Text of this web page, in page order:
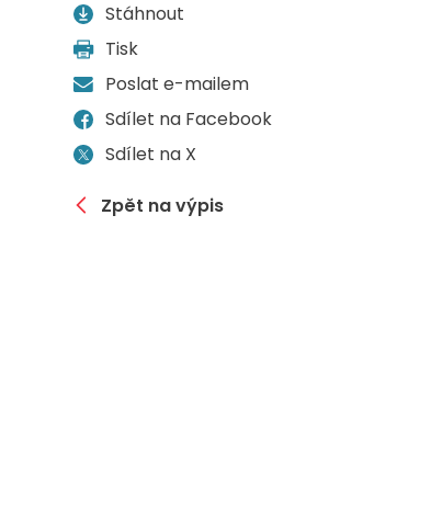
Stáhnout
Tisk
Poslat e-mailem
Sdílet na Facebook
Sdílet na X
Zpět na výpis